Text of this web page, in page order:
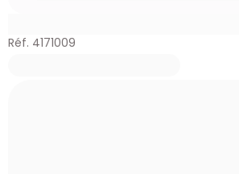
Réf. 4171009